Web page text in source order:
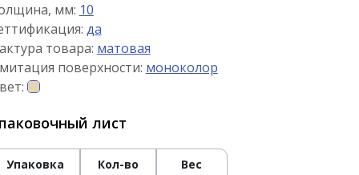
мм: 10
да
товара: матовая
поверхности: моноколор
лист
Упаковка Кол-во Вес